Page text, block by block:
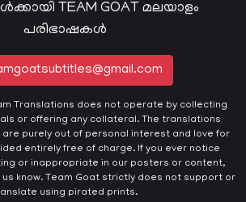
TEAM GOAT മലയാളം
പരിഭാഷകൾ
Translations does not operate by collecting
or offering any collateral. The translations
purely out of personal interest and love for
entirely free of charge. If you ever notice
or inappropriate in our posters or content,
know. Team Goat strictly does not support or
using pirated prints.